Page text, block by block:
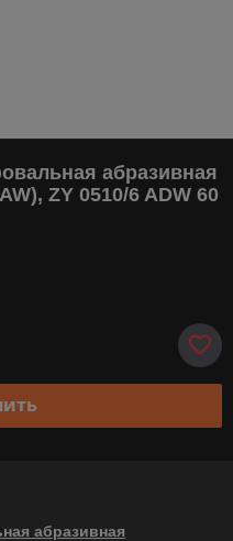
абразивная
ZY 0510/6 ADW 60
абразивная